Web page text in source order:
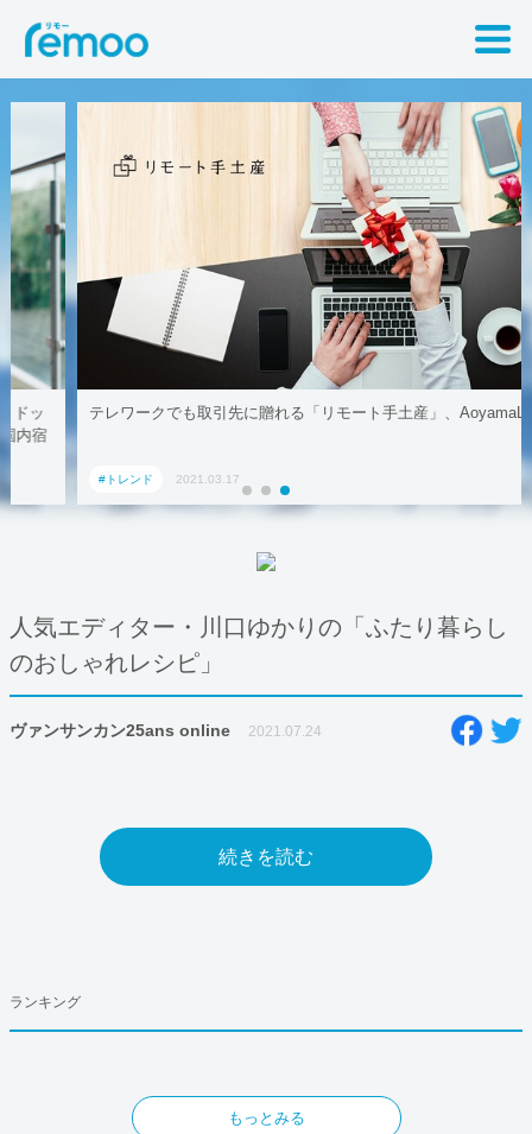
テレワークでも取引先に贈れる「リモート手土産」、AoyamaLab
2021.03.17
人気エディター・川口ゆかりの「ふたり暮らし
のおしゃれレシピ」
ヴァンサンカン25ans online 2021.07.24
続きを読む
ランキング
もっとみる